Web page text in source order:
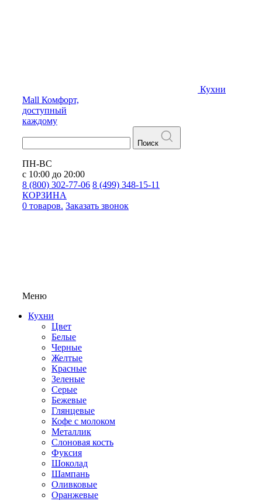
Кухни
Mall Комфорт,
доступный
каждому
Поиск
ПН-ВС
с 10:00 до 20:00
8 (800) 302-77-06 8 (499) 348-15-11
КОРЗИНА
0 товаров. Заказать звонок
Меню
Кухни
Цвет
Белые
Черные
Желтые
Красные
Зеленые
Серые
Бежевые
Глянцевые
Кофе с молоком
Металлик
Слоновая кость
Фуксия
Шоколад
Шампань
Оливковые
Оранжевые